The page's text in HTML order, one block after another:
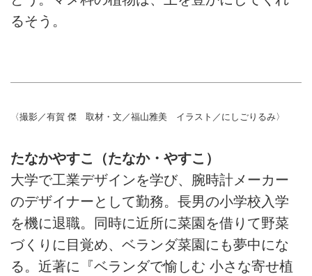
るそう。
〈撮影／有賀 傑 取材・文／福山雅美 イラスト／にしごりるみ〉
たなかやすこ（たなか・やすこ）
大学で工業デザインを学び、腕時計メーカー
のデザイナーとして勤務。長男の小学校入学
を機に退職。同時に近所に菜園を借りて野菜
づくりに目覚め、ベランダ菜園にも夢中にな
る。近著に『ベランダで愉しむ 小さな寄せ植